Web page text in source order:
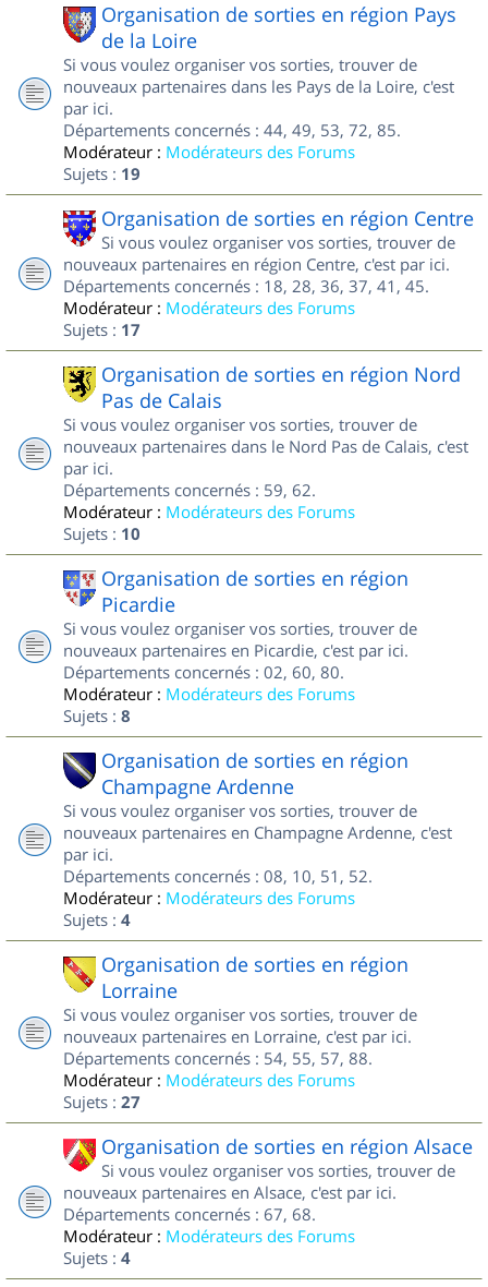
Organisation de sorties en région Pays
de la Loire
Si vous voulez organiser vos sorties, trouver de
nouveaux partenaires dans les Pays de la Loire, c'est
par ici.
Départements concernés : 44, 49, 53, 72, 85.
Modérateur : Modérateurs des Forums
Sujets : 19
Organisation de sorties en région Centre
Si vous voulez organiser vos sorties, trouver de
nouveaux partenaires en région Centre, c'est par ici.
Départements concernés : 18, 28, 36, 37, 41, 45.
Modérateur : Modérateurs des Forums
Sujets : 17
Organisation de sorties en région Nord
Pas de Calais
Si vous voulez organiser vos sorties, trouver de
nouveaux partenaires dans le Nord Pas de Calais, c'est
par ici.
Départements concernés : 59, 62.
Modérateur : Modérateurs des Forums
Sujets : 10
Organisation de sorties en région
Picardie
Si vous voulez organiser vos sorties, trouver de
nouveaux partenaires en Picardie, c'est par ici.
Départements concernés : 02, 60, 80.
Modérateur : Modérateurs des Forums
Sujets : 8
Organisation de sorties en région
Champagne Ardenne
Si vous voulez organiser vos sorties, trouver de
nouveaux partenaires en Champagne Ardenne, c'est
par ici.
Départements concernés : 08, 10, 51, 52.
Modérateur : Modérateurs des Forums
Sujets : 4
Organisation de sorties en région
Lorraine
Si vous voulez organiser vos sorties, trouver de
nouveaux partenaires en Lorraine, c'est par ici.
Départements concernés : 54, 55, 57, 88.
Modérateur : Modérateurs des Forums
Sujets : 27
Organisation de sorties en région Alsace
Si vous voulez organiser vos sorties, trouver de
nouveaux partenaires en Alsace, c'est par ici.
Départements concernés : 67, 68.
Modérateur : Modérateurs des Forums
Sujets : 4